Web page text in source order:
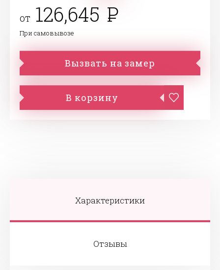
от 126,645
При самовывозе
Вызвать на замер
В корзину
Характеристики
Отзывы